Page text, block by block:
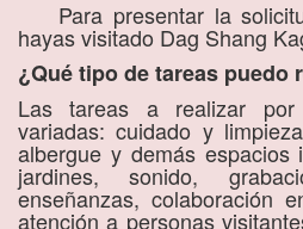
Para presentar la
hayas visitado Dag Shang
¿Qué tipo de tareas puedo
Las tareas a realizar por
variadas: cuidado y
albergue y demás espacios
jardines, sonido,
enseñanzas, colaboración
atención a personas